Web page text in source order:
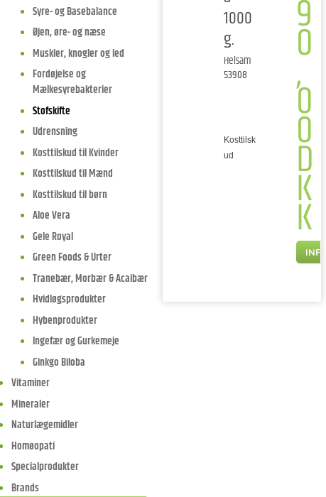
Syre- og Basebalance
Øjen, øre- og næse
Muskler, knogler og led
Fordøjelse og
Mælkesyrebakterier
Stofskifte
Udrensning
Kosttilskud til Kvinder
Kosttilskud til Mænd
Kosttilskud til børn
Aloe Vera
Gele Royal
Green Foods & Urter
Tranebær, Morbær & Acaibær
Hvidløgsprodukter
Hybenprodukter
Ingefær og Gurkemeje
Ginkgo Biloba
Vitaminer
Mineraler
Naturlægemidler
Homøopati
Specialprodukter
Brands
1000
g.
Helsam
53908
Kosttilsk
ud
9
0
,
0
0
D
K
K
INFO